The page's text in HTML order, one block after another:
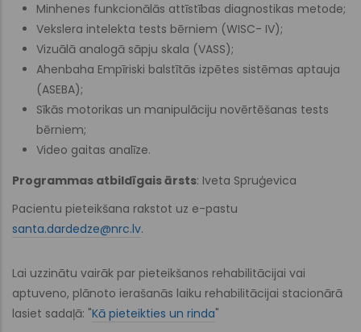
Minhenes funkcionālās attīstības diagnostikas metode;
Vekslera intelekta tests bērniem (WISC- IV);
Vizuālā analogā sāpju skala (VASS);
Ahenbaha Empīriski balstītās izpētes sistēmas aptauja
(ASEBA);
Sīkās motorikas un manipulāciju novērtēšanas tests
bērniem;
Video gaitas analīze.
Programmas atbildīgais ārsts: Iveta Spruģevica
Pacientu pieteikšana rakstot uz e-pastu
santa.dardedze@nrc.lv.
Lai uzzinātu vairāk par pieteikšanos rehabilitācijai vai
aptuveno, plānoto ierašanās laiku rehabilitācijai stacionārā
lasiet sadaļā: "Kā pieteikties un rinda"